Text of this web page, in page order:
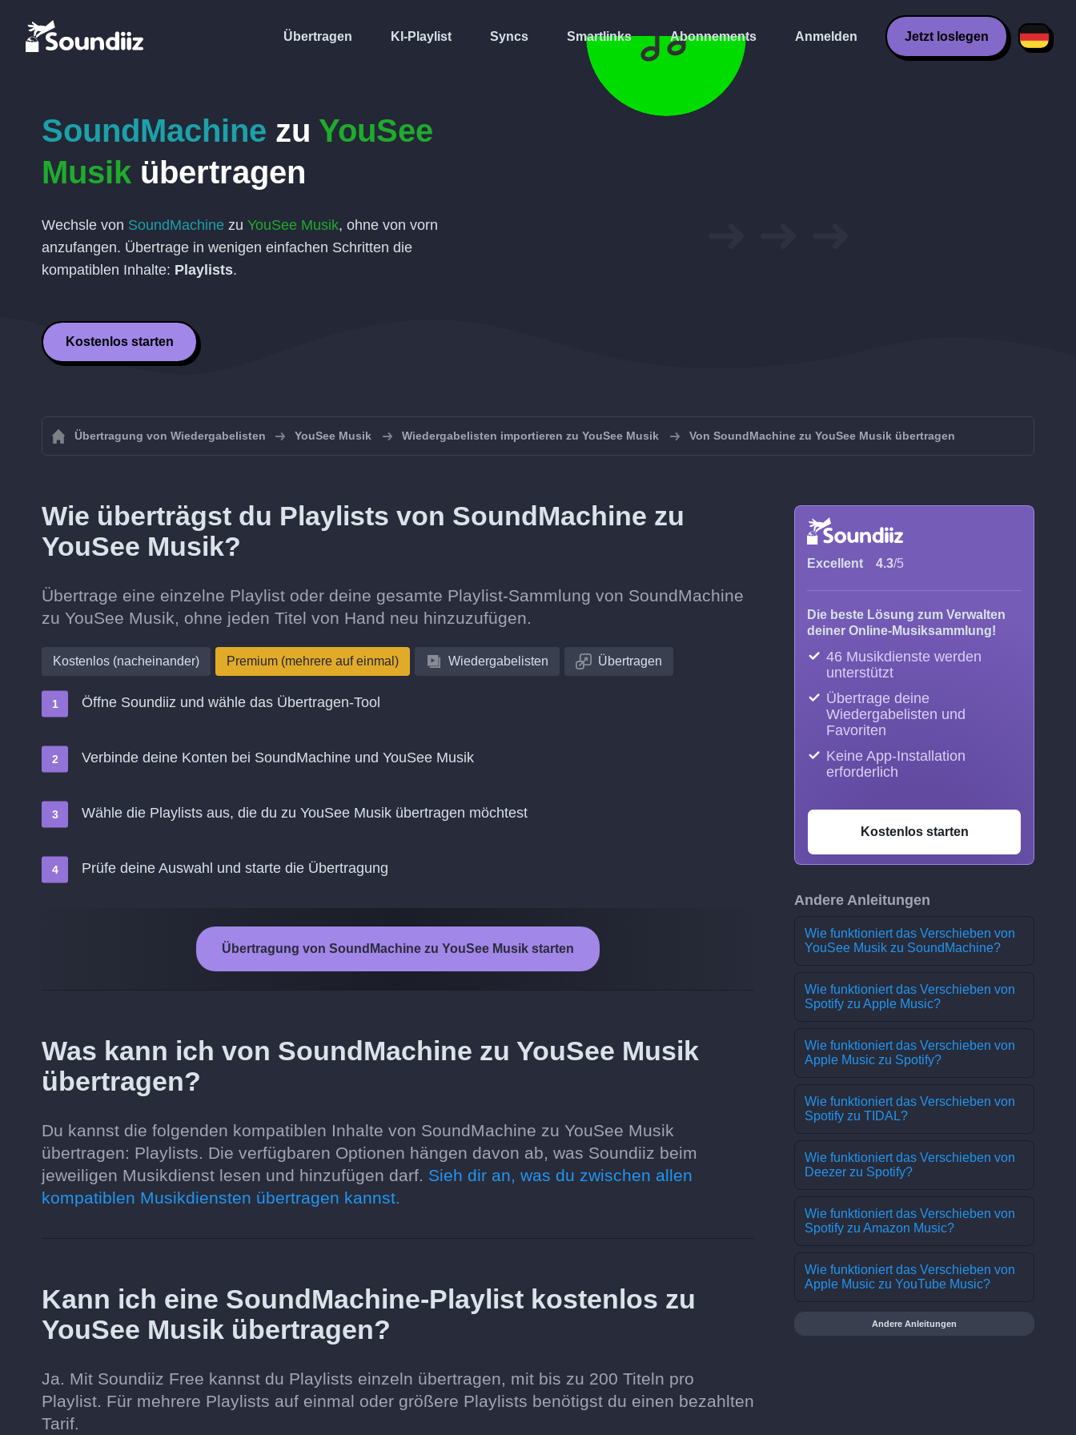
Übertragen KI-Playlist Syncs Smartlinks Abonnements Anmelden Jetzt loslegen
SoundMachine zu YouSee
Musik übertragen
Wechsle von SoundMachine zu YouSee Musik, ohne von vorn
anzufangen. Übertrage in wenigen einfachen Schritten die
kompatiblen Inhalte: Playlists.
Kostenlos starten
Übertragung von Wiedergabelisten YouSee Musik Wiedergabelisten importieren zu YouSee Musik Von SoundMachine zu YouSee Musik übertragen
Wie überträgst du Playlists von SoundMachine zu
YouSee Musik?
Übertrage eine einzelne Playlist oder deine gesamte Playlist-Sammlung von SoundMachine
zu YouSee Musik, ohne jeden Titel von Hand neu hinzuzufügen.
Kostenlos (nacheinander) Premium (mehrere auf einmal) Wiedergabelisten Übertragen
Öffne Soundiiz und wähle das Übertragen-Tool
Verbinde deine Konten bei SoundMachine und YouSee Musik
Wähle die Playlists aus, die du zu YouSee Musik übertragen möchtest
Prüfe deine Auswahl und starte die Übertragung
Übertragung von SoundMachine zu YouSee Musik starten
Was kann ich von SoundMachine zu YouSee Musik
übertragen?
Du kannst die folgenden kompatiblen Inhalte von SoundMachine zu YouSee Musik
übertragen: Playlists. Die verfügbaren Optionen hängen davon ab, was Soundiiz beim
jeweiligen Musikdienst lesen und hinzufügen darf. Sieh dir an, was du zwischen allen
kompatiblen Musikdiensten übertragen kannst.
Kann ich eine SoundMachine-Playlist kostenlos zu
YouSee Musik übertragen?
Ja. Mit Soundiiz Free kannst du Playlists einzeln übertragen, mit bis zu 200 Titeln pro
Playlist. Für mehrere Playlists auf einmal oder größere Playlists benötigst du einen bezahlten
Tarif.
Excellent 4.3/5
Die beste Lösung zum Verwalten
deiner Online-Musiksammlung!
46 Musikdienste werden
unterstützt
Übertrage deine
Wiedergabelisten und
Favoriten
Keine App-Installation
erforderlich
Kostenlos starten
Andere Anleitungen
Wie funktioniert das Verschieben von
YouSee Musik zu SoundMachine?
Wie funktioniert das Verschieben von
Spotify zu Apple Music?
Wie funktioniert das Verschieben von
Apple Music zu Spotify?
Wie funktioniert das Verschieben von
Spotify zu TIDAL?
Wie funktioniert das Verschieben von
Deezer zu Spotify?
Wie funktioniert das Verschieben von
Spotify zu Amazon Music?
Wie funktioniert das Verschieben von
Apple Music zu YouTube Music?
Andere Anleitungen